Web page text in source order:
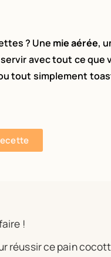
? Une mie aérée,
servir avec tout ce que
tout simplement
!
réussir ce pain